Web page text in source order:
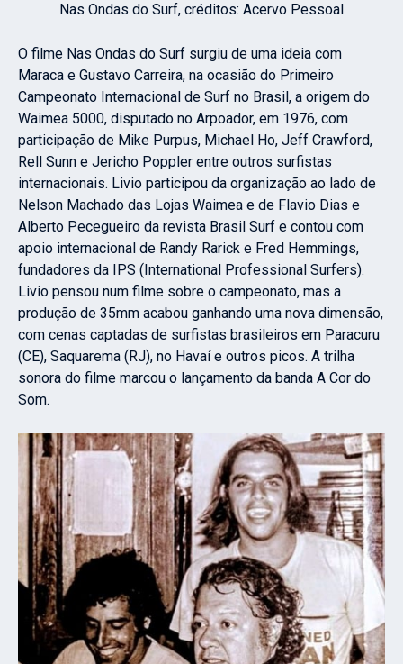
Nas Ondas do Surf, créditos: Acervo Pessoal
O filme Nas Ondas do Surf surgiu de uma ideia com
Maraca e Gustavo Carreira, na ocasião do Primeiro
Campeonato Internacional de Surf no Brasil, a origem do
Waimea 5000, disputado no Arpoador, em 1976, com
participação de Mike Purpus, Michael Ho, Jeff Crawford,
Rell Sunn e Jericho Poppler entre outros surfistas
internacionais. Livio participou da organização ao lado de
Nelson Machado das Lojas Waimea e de Flavio Dias e
Alberto Pecegueiro da revista Brasil Surf e contou com
apoio internacional de Randy Rarick e Fred Hemmings,
fundadores da IPS (International Professional Surfers).
Livio pensou num filme sobre o campeonato, mas a
produção de 35mm acabou ganhando uma nova dimensão,
com cenas captadas de surfistas brasileiros em Paracuru
(CE), Saquarema (RJ), no Havaí e outros picos. A trilha
sonora do filme marcou o lançamento da banda A Cor do
Som.